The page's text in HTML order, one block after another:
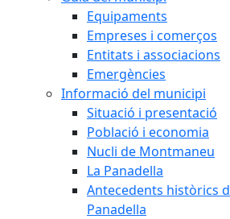
Equipaments
Empreses i comerços
Entitats i associacions
Emergències
Informació del municipi
Situació i presentació
Població i economia
Nucli de Montmaneu
La Panadella
Antecedents històrics
Panadella